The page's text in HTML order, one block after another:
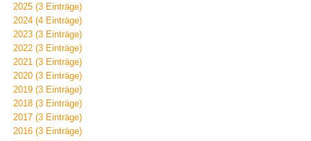
2025 (3 Einträge)
2024 (4 Einträge)
2023 (3 Einträge)
2022 (3 Einträge)
2021 (3 Einträge)
2020 (3 Einträge)
2019 (3 Einträge)
2018 (3 Einträge)
2017 (3 Einträge)
2016 (3 Einträge)